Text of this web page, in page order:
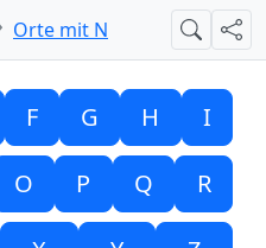
Orte mit N Suche
F G H I
O P Q R